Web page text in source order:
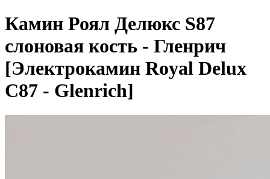
Камин Роял Делюкс S87
слоновая кость - Гленрич
[Электрокамин Royal Delux
С87 - Glenrich]